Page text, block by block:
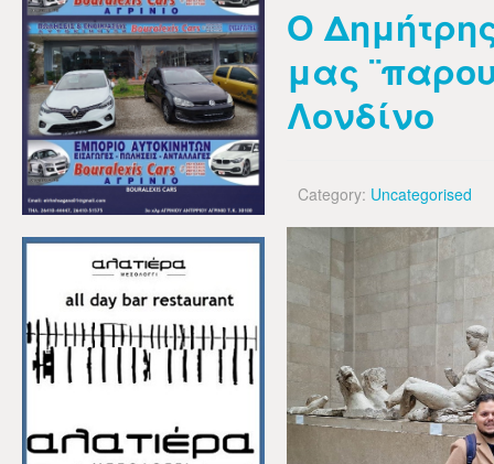
Ο
μας
Λονδίνο
Category: Uncategorised